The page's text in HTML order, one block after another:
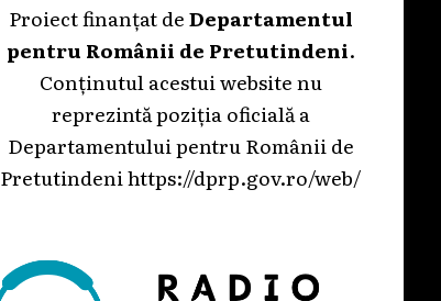
Proiect finanțat deDepartamentul
pentru Românii de Pretutindeni.
Conținutul acestui website nu
reprezintă poziția oficială a
Departamentului pentru Românii de
Pretutindenihttps://dprp.gov.ro/web/